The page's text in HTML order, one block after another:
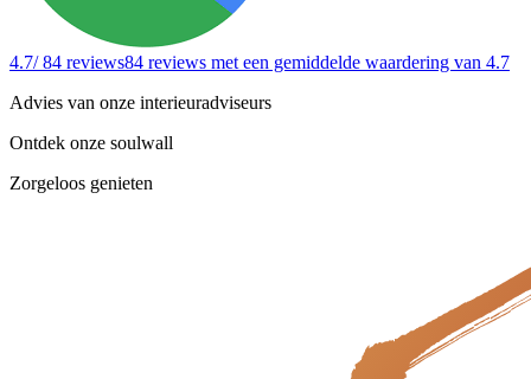
4.7/ 84 reviews84 reviews met een gemiddelde waardering van 4.7
Advies van onze interieuradviseurs
Ontdek onze soulwall
Zorgeloos genieten